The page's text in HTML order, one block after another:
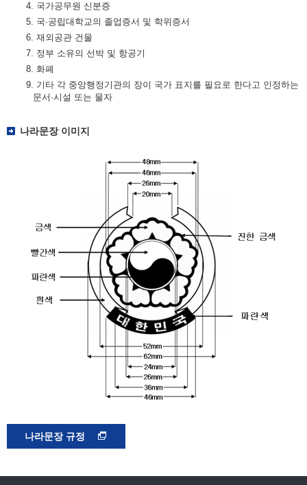
4. 국가공무원 신분증
5. 국·공립대학교의 졸업증서 및 학위증서
6. 재외공관 건물
7. 정부 소유의 선박 및 항공기
8. 화폐
9. 기타 각 중앙행정기관의 장이 국가 표지를 필요로 한다고 인정하는
문서·시설 또는 물자
나라문장 이미지
나라문장 규정